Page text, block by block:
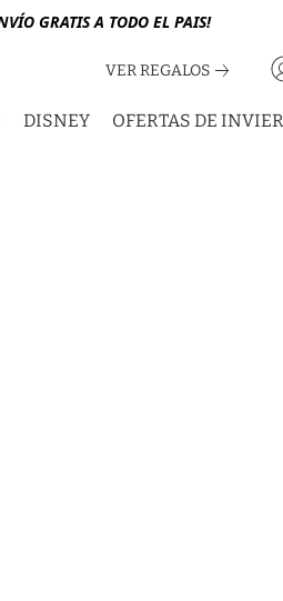
GRATIS A TODO EL PAIS!
VER REGALOS
DISNEY OFERTAS DE